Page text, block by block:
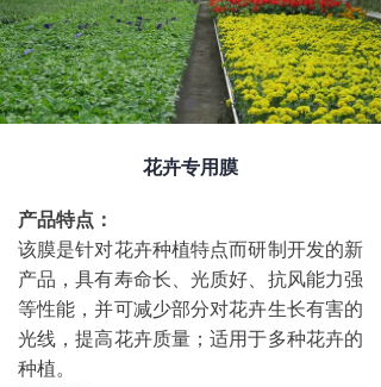
产品特点：
该膜是针对花卉种植特点而研制开发的新
产品，具有寿命长、光质好、抗风能力强
等性能，并可减少部分对花卉生长有害的
光线，提高花卉质量；适用于多种花卉的
种植。
花卉专用膜